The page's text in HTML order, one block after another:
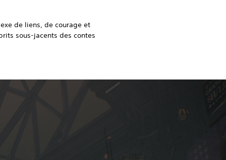
de liens, de courage et
sous-jacents des contes